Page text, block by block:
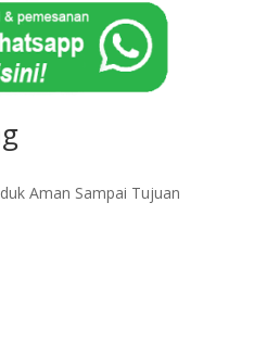
Aman Sampai Tujuan